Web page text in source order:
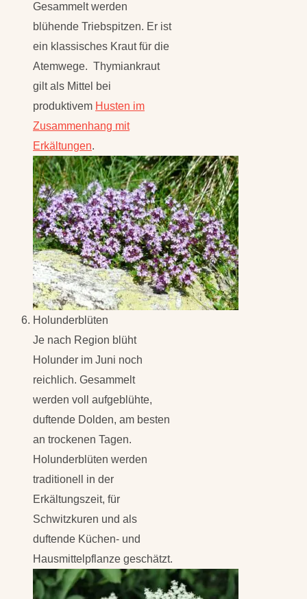
Gesammelt werden
blühende Triebspitzen. Er ist
ein klassisches Kraut für die
Atemwege. Thymiankraut
gilt als Mittel bei
produktivem Husten im
Zusammenhang mit
Erkältungen.
Holunderblüten
Je nach Region blüht
Holunder im Juni noch
reichlich. Gesammelt
werden voll aufgeblühte,
duftende Dolden, am besten
an trockenen Tagen.
Holunderblüten werden
traditionell in der
Erkältungszeit, für
Schwitzkuren und als
duftende Küchen- und
Hausmittelpflanze geschätzt.